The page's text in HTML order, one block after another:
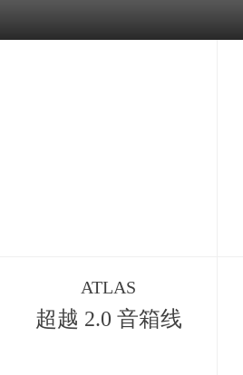
ATLAS
超越 2.0 音箱线